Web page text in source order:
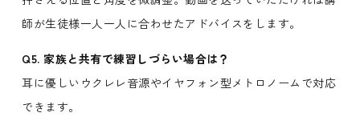
師が生徒様一人一人に合わせたアドバイスをします。
Q5. 家族と共有で練習しづらい場合は？
耳に優しいウクレレ音源やイヤフォン型メトロノームで対応
できます。